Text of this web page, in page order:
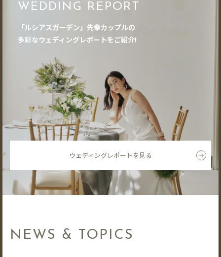
WEDDING REPORT
「ルシアスガーデン」先輩カップルの
多彩なウェディングレポートをご紹介!
ウェディングレポートを見る
NEWS & TOPICS